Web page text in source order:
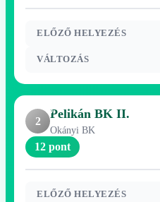
ELŐZŐ HELYEZÉS
VÁLTOZÁS
2
Pelikán BK II.
Okányi BK
12 pont
ELŐZŐ HELYEZÉS